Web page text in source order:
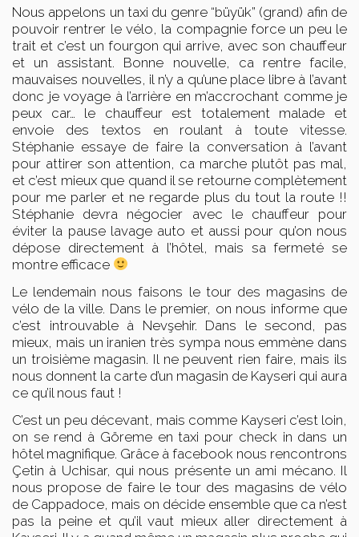
Nous appelons un taxi du genre “büyük” (grand) afin de
pouvoir rentrer le vélo, la compagnie force un peu le
trait et c’est un fourgon qui arrive, avec son chauffeur
et un assistant. Bonne nouvelle, ca rentre facile,
mauvaises nouvelles, il n’y a qu’une place libre à l’avant
donc je voyage à l’arrière en m’accrochant comme je
peux car… le chauffeur est totalement malade et
envoie des textos en roulant à toute vitesse.
Stéphanie essaye de faire la conversation à l’avant
pour attirer son attention, ca marche plutôt pas mal,
et c’est mieux que quand il se retourne complètement
pour me parler et ne regarde plus du tout la route !!
Stéphanie devra négocier avec le chauffeur pour
éviter la pause lavage auto et aussi pour qu’on nous
dépose directement à l’hôtel, mais sa fermeté se
montre efficace
Le lendemain nous faisons le tour des magasins de
vélo de la ville. Dans le premier, on nous informe que
c’est introuvable à Nevşehir. Dans le second, pas
mieux, mais un iranien très sympa nous emmène dans
un troisième magasin. Il ne peuvent rien faire, mais ils
nous donnent la carte d’un magasin de Kayseri qui aura
ce qu’il nous faut !
C’est un peu décevant, mais comme Kayseri c’est loin,
on se rend à Göreme en taxi pour check in dans un
hôtel magnifique. Grâce à facebook nous rencontrons
Çetin à Uchisar, qui nous présente un ami mécano. Il
nous propose de faire le tour des magasins de vélo
de Cappadoce, mais on décide ensemble que ca n’est
pas la peine et qu’il vaut mieux aller directement à